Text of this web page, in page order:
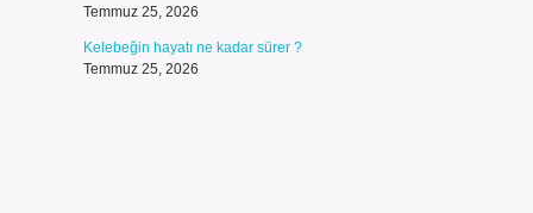
Temmuz 25, 2026
Kelebeğin hayatı ne kadar sürer ?
Temmuz 25, 2026